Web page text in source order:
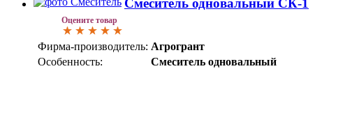
Оцените товар
Фирма-производитель: Агрогрант
Особенность:
Смеситель одновальный